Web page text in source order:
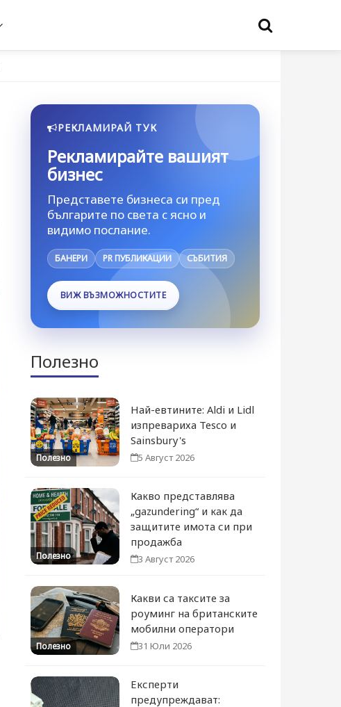
РЕКЛАМИРАЙ ТУК
Рекламирайте вашият
бизнес
Представете бизнеса си пред
българите по света с ясно и
видимо послание.
БАНЕРИ PR ПУБЛИКАЦИИ СЪБИТИЯ
ВИЖ ВЪЗМОЖНОСТИТЕ
Полезно
Полезно
Най-евтините: Aldi и Lidl
изпревариха Tesco и
Sainsbury's
5 Август 2026
Полезно
Какво представлява
„gazundering“ и как да
защитите имота си при
продажба
3 Август 2026
Полезно
Какви са таксите за
роуминг на британските
мобилни оператори
31 Юли 2026
Експерти
предупреждават: